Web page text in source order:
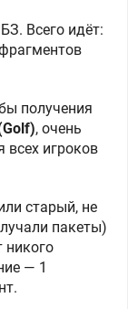
Всего идёт:
получения
, очень
всех игроков
старый, не
пакеты)
никого
— 1